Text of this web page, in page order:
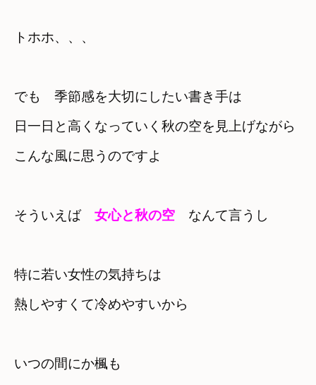
トホホ、、、
でも　季節感を大切にしたい書き手は
日一日と高くなっていく秋の空を見上げながら
こんな風に思うのですよ
そういえば 女心と秋の空 なんて言うし
特に若い女性の気持ちは
熱しやすくて冷めやすいから
いつの間にか楓も